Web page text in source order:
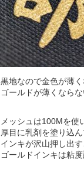
黒地なので金色が薄
ゴールドが薄くなら
メッシュは100Mを使
厚目に乳剤を塗り込
インキが沢山押し出
ゴールドインキは粘